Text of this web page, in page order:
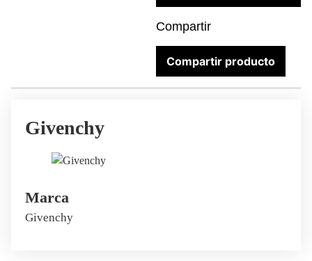
Compartir
Compartir producto
Givenchy
Marca
Givenchy